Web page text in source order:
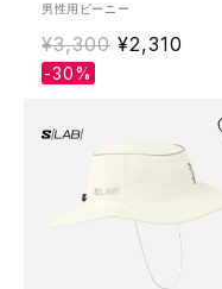
男性用ビーニー
通
常
格
¥3,300 Translation
¥2,310
-30%